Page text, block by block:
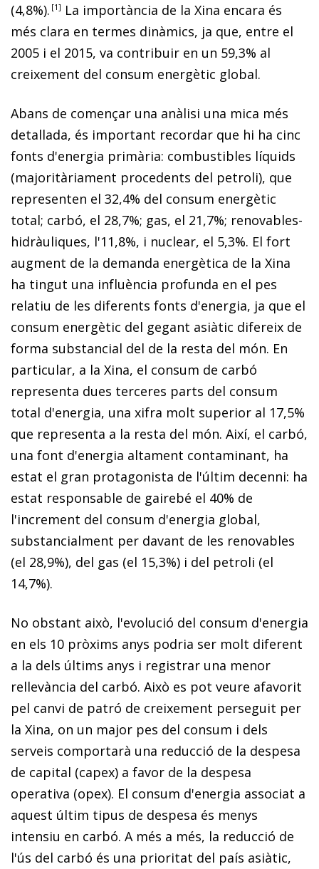
(4,8%). 1
La importància de la Xina encara és
més clara en termes dinàmics, ja que, entre el
2005 i el 2015, va contribuir en un 59,3% al
creixement del consum energètic global.
Abans de començar una anàlisi una mica més
detallada, és important recordar que hi ha cinc
fonts d'energia primària: combustibles líquids
(majoritàriament procedents del petroli), que
representen el 32,4% del consum energètic
total; carbó, el 28,7%; gas, el 21,7%; renovables-
hidràuliques, l'11,8%, i nuclear, el 5,3%. El fort
augment de la de­­manda energètica de la Xina
ha tingut una influència profunda en el pes
relatiu de les diferents fonts d'energia, ja que el
consum energètic del gegant asiàtic difereix de
forma substancial del de la resta del món. En
particular, a la Xina, el consum de carbó
representa dues terceres parts del consum
total d'energia, una xifra molt superior al 17,5%
que representa a la resta del món. Així, el carbó,
una font d'energia altament contaminant, ha
estat el gran protagonista de l'últim decenni: ha
estat responsable de gairebé el 40% de
l'increment del consum d'energia global,
substancialment per davant de les renovables
(el 28,9%), del gas (el 15,3%) i del petroli (el
14,7%).
No obstant això, l'evolució del consum d'energia
en els 10 pròxims anys podria ser molt diferent
a la dels últims anys i registrar una menor
rellevància del carbó. Això es pot veure afavorit
pel canvi de patró de creixement perseguit per
la Xina, on un major pes del consum i dels
serveis comportarà una reducció de la despesa
de capital (capex) a favor de la despesa
operativa (opex). El consum d'energia associat a
aquest últim tipus de despesa és menys
intensiu en carbó. A més a més, la reducció de
l'ús del carbó és una prioritat del país asiàtic,